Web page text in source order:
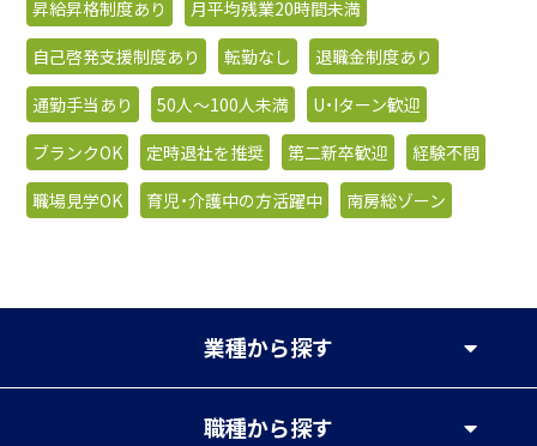
昇給昇格制度あり
月平均残業20時間未満
自己啓発支援制度あり
転勤なし
退職金制度あり
通勤手当あり
50人〜100人未満
U・Iターン歓迎
ブランクOK
定時退社を推奨 第二新卒歓迎
経験不問
職場見学OK
育児・介護中の方活躍中 南房総ゾーン
業種から探す
職種から探す